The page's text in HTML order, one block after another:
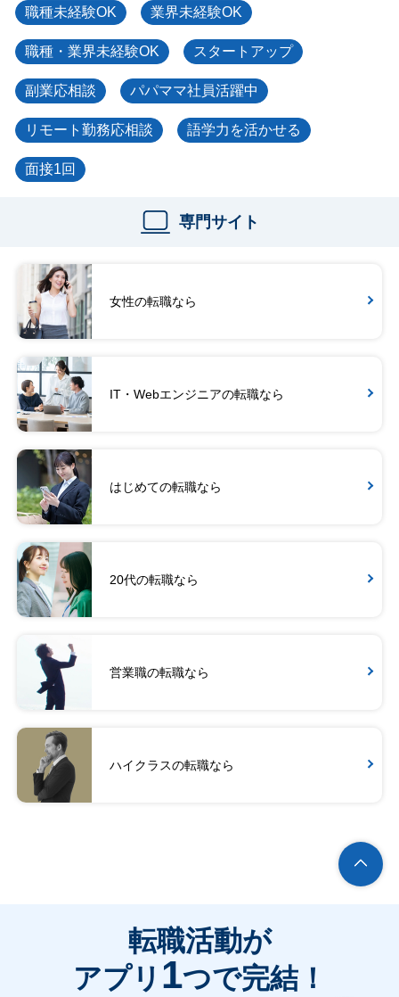
職種未経験OK 業界未経験OK
職種・業界未経験OK スタートアップ
副業応相談 パパママ社員活躍中
リモート勤務応相談 語学力を活かせる
面接1回
専門サイト
女性の転職なら
IT・Webエンジニアの転職なら
はじめての転職なら
20代の転職なら
営業職の転職なら
ハイクラスの転職なら
転職活動が
アプリ 1つで完結！